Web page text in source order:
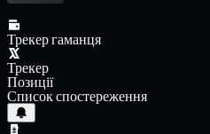
Трекер гаманця
Трекер
Позиції
Список спостереження